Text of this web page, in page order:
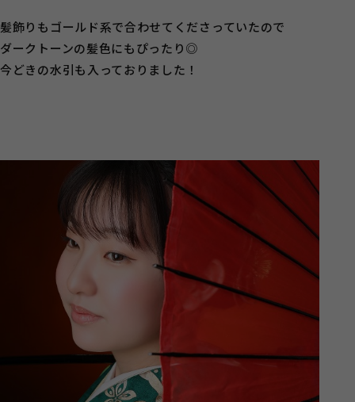
髪飾りもゴールド系で合わせてくださっていたので
ダークトーンの髪色にもぴったり◎
今どきの水引も入っておりました！